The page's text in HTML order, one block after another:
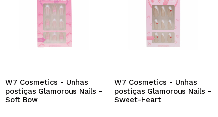
W7 Cosmetics - Unhas
postiças Glamorous Nails -
Soft Bow
W7 Cosmetics - Unhas
postiças Glamorous Nails -
Sweet-Heart